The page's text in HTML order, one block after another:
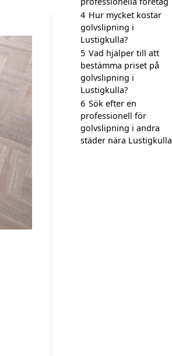
4 Hur mycket kostar
golvslipning i
Lustigkulla?
5 Vad hjälper till att
bestämma priset på
golvslipning i
Lustigkulla?
6 Sök efter en
professionell för
golvslipning i andra
städer nära Lustigkulla